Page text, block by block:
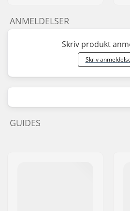
ANMELDELSER
Skriv produkt
Skriv
GUIDES